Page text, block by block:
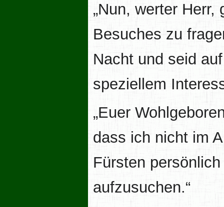
„Nun, werter
Besuches zu
Nacht und seid
speziellem
„Euer
dass ich nicht im
Fürsten
aufzusuchen.“